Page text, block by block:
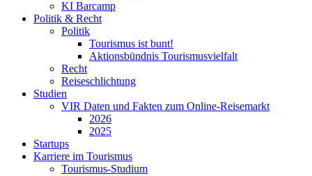
KI Barcamp
Politik & Recht
Politik
Tourismus ist bunt!
Aktionsbündnis Tourismusvielfalt
Recht
Reiseschlichtung
Studien
VIR Daten und Fakten zum Online-Reisemarkt
2026
2025
Startups
Karriere im Tourismus
Tourismus-Studium